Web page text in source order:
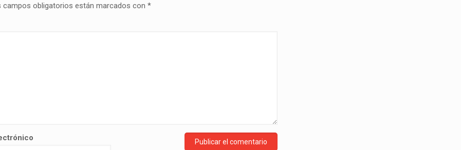
campos obligatorios están marcados con*